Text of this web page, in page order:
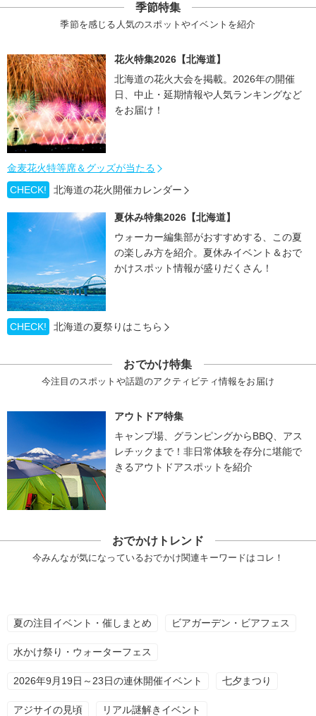
季節特集
季節を感じる人気のスポットやイベントを紹介
花火特集2026【北海道】
北海道の花火大会を掲載。2026年の開催
日、中止・延期情報や人気ランキングなど
をお届け！
金麦花火特等席＆グッズが当たる
CHECK!
北海道の花火開催カレンダー
夏休み特集2026【北海道】
ウォーカー編集部がおすすめする、この夏
の楽しみ方を紹介。夏休みイベント＆おで
かけスポット情報が盛りだくさん！
CHECK! 北海道の夏祭りはこちら
おでかけ特集
今注目のスポットや話題のアクティビティ情報をお届け
アウトドア特集
キャンプ場、グランピングからBBQ、アス
レチックまで！非日常体験を存分に堪能で
きるアウトドアスポットを紹介
おでかけトレンド
今みんなが気になっているおでかけ関連キーワードはコレ！
夏の注目イベント・催しまとめ ビアガーデン・ビアフェス
水かけ祭り・ウォーターフェス
2026年9月19日～23日の連休開催イベント 七夕まつり
アジサイの見頃 リアル謎解きイベント